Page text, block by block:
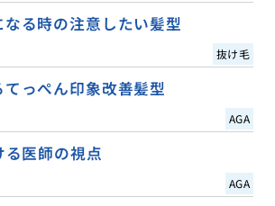
る時の注意したい髪型
抜け毛
っぺん印象改善髪型
AGA
医師の視点
AGA